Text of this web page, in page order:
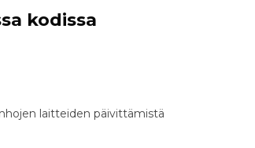
kodissa
laitteiden päivittämistä